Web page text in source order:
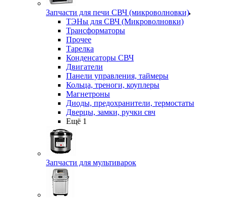
Запчасти для печи СВЧ (микроволновки)
ТЭНы для СВЧ (Микроволновки)
Трансформаторы
Прочее
Тарелка
Конденсаторы СВЧ
Двигатели
Панели управления, таймеры
Кольца, треноги, коуплеры
Магнетроны
Диоды, предохранители, термостаты
Дверцы, замки, ручки свч
Ещё 1
Запчасти для мультиварок